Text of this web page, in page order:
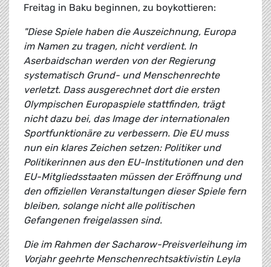
Freitag in Baku beginnen, zu boykottieren:
"Diese Spiele haben die Auszeichnung, Europa
im Namen zu tragen, nicht verdient. In
Aserbaidschan werden von der Regierung
systematisch Grund- und Menschenrechte
verletzt. Dass ausgerechnet dort die ersten
Olympischen Europaspiele stattfinden, trägt
nicht dazu bei, das Image der internationalen
Sportfunktionäre zu verbessern. Die EU muss
nun ein klares Zeichen setzen: Politiker und
Politikerinnen aus den EU-Institutionen und den
EU-Mitgliedsstaaten müssen der Eröffnung und
den offiziellen Veranstaltungen dieser Spiele fern
bleiben, solange nicht alle politischen
Gefangenen freigelassen sind.
Die im Rahmen der Sacharow-Preisverleihung im
Vorjahr geehrte Menschenrechtsaktivistin Leyla